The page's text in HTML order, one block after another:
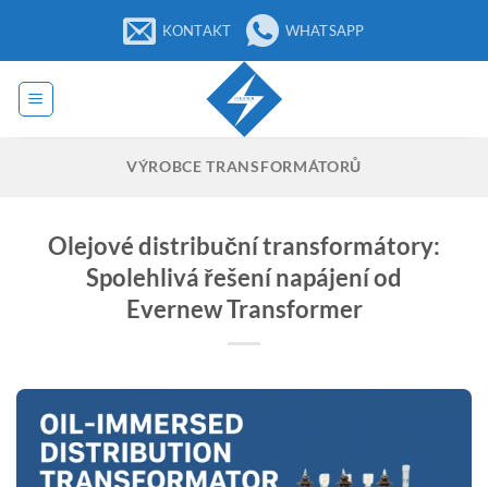
obsah
KONTAKT WHATSAPP
VÝROBCE TRANSFORMÁTORŮ
Olejové distribuční transformátory:
Spolehlivá řešení napájení od
Evernew Transformer